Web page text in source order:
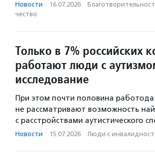
Новости · 16.07.2026 ·
чест­во
Только в 7% российских
работают люди с
исследование
При этом почти половина
не рассматривают возможность
с расстройствами аутистического
Новости · 15.07.2026 · Люди с